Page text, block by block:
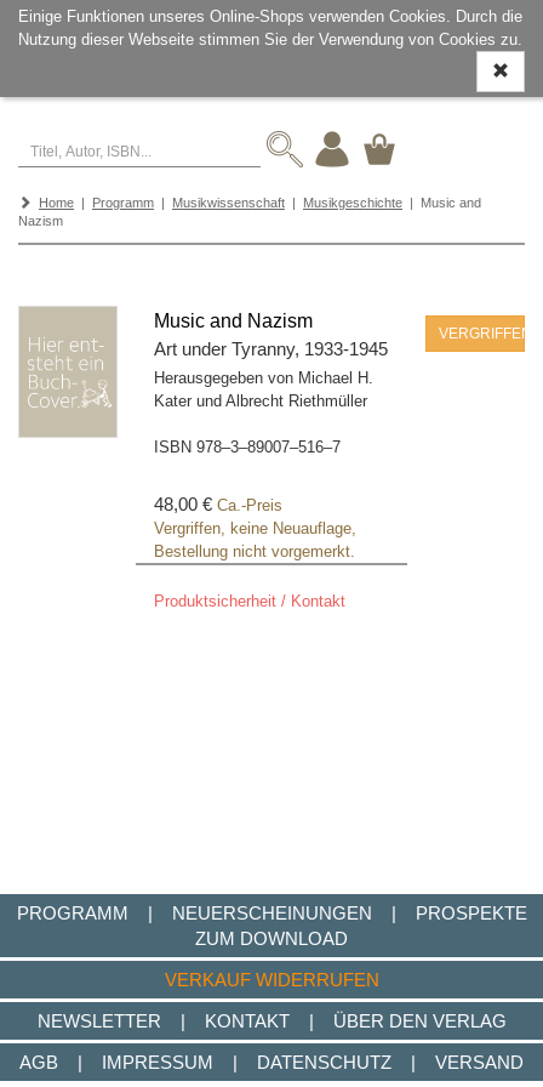
Einige Funktionen unseres Online-Shops verwenden Cookies. Durch die
Nutzung dieser Webseite stimmen Sie der Verwendung von Cookies zu.
ein-/
Home | Programm | Musikwissenschaft | Musikgeschichte | Music and
Nazism
Music and Nazism
Art under Tyranny, 1933-1945
Herausgegeben von Michael H.
Kater und Albrecht Riethmüller
ISBN 978–3–89007–516–7
48,00 € Ca.-Preis
Vergriffen, keine Neuauflage,
Bestellung nicht vorgemerkt.
VERGRIFFEN
Produktsicherheit / Kontakt
PROGRAMM | NEUERSCHEINUNGEN |
PROSPEKTE
ZUM DOWNLOAD
VERKAUF WIDERRUFEN
NEWSLETTER
| KONTAKT |
ÜBER DEN VERLAG
AGB
| IMPRESSUM | DATENSCHUTZ | VERSAND